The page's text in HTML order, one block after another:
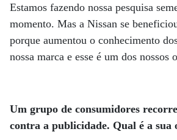
Estamos fazendo nossa pesquisa
momento. Mas a Nissan se
porque aumentou o conhecimento
nossa marca e esse é um dos nossos
Um grupo de consumidores
contra a publicidade. Qual é a sua